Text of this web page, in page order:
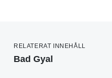
RELATERAT INNEHÅLL
Bad Gyal